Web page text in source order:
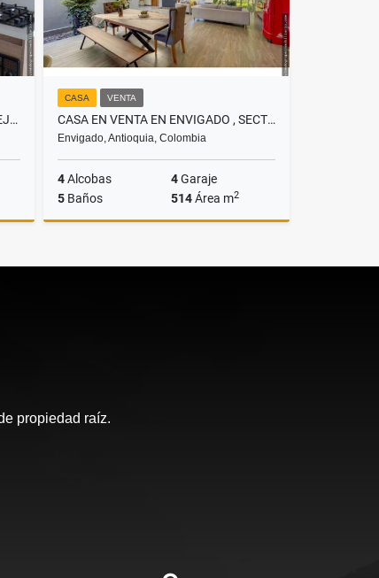
APARTAMENTO EN VENTA EN LA CEJA , SECTOR EL TAMBO
CASA VENTA
CASA EN VENTA EN ENVIGADO , SECTOR ESCOBERO
Envigado, Antioquia, Colombia
4Alcobas 4Garaje
5 Baños 514Área m2
$2.590.000.000
propiedad raíz.